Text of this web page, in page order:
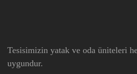
Tesisimizin yatak ve oda üniteleri
uygundur.